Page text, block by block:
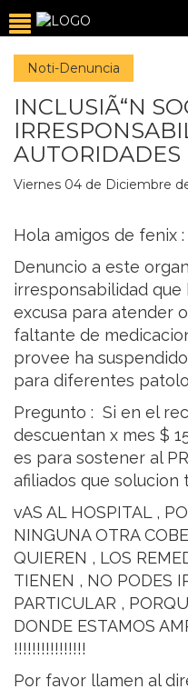
Noti-Denuncia
INCLUSIÃ“N
AUTORIDADES
Viernes 04 de Diciembre
Hola amigos de fenix :
Denuncio a este
irresponsabilidad
excusa para atender
faltante de
provee ha
para diferentes
Pregunto : Si en el
descuentan x mes $
es para sostener al
afiliados que solucion
vAS AL HOSPITAL ,
NINGUNA OTRA
QUIEREN , LOS
TIENEN , NO PODES
PARTICULAR ,
DONDE ESTAMOS
!!!!!!!!!!!!!!!!
Por favor llamen al